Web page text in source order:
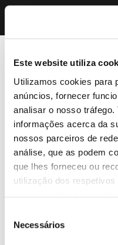
Este website utiliza
Utilizamos cookies para
anúncios, fornecer
analisar o nosso tráfego.
informações acerca da
nossos parceiros de
análise, que as podem
que lhes forneceu ou
utilização dos
Necessários